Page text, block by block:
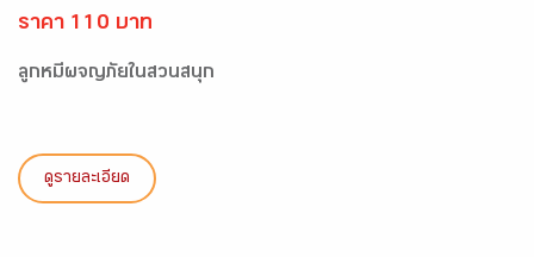
ราคา 110 บาท
ลูกหมีผจญภัยในสวนสนุก
ดูรายละเอียด